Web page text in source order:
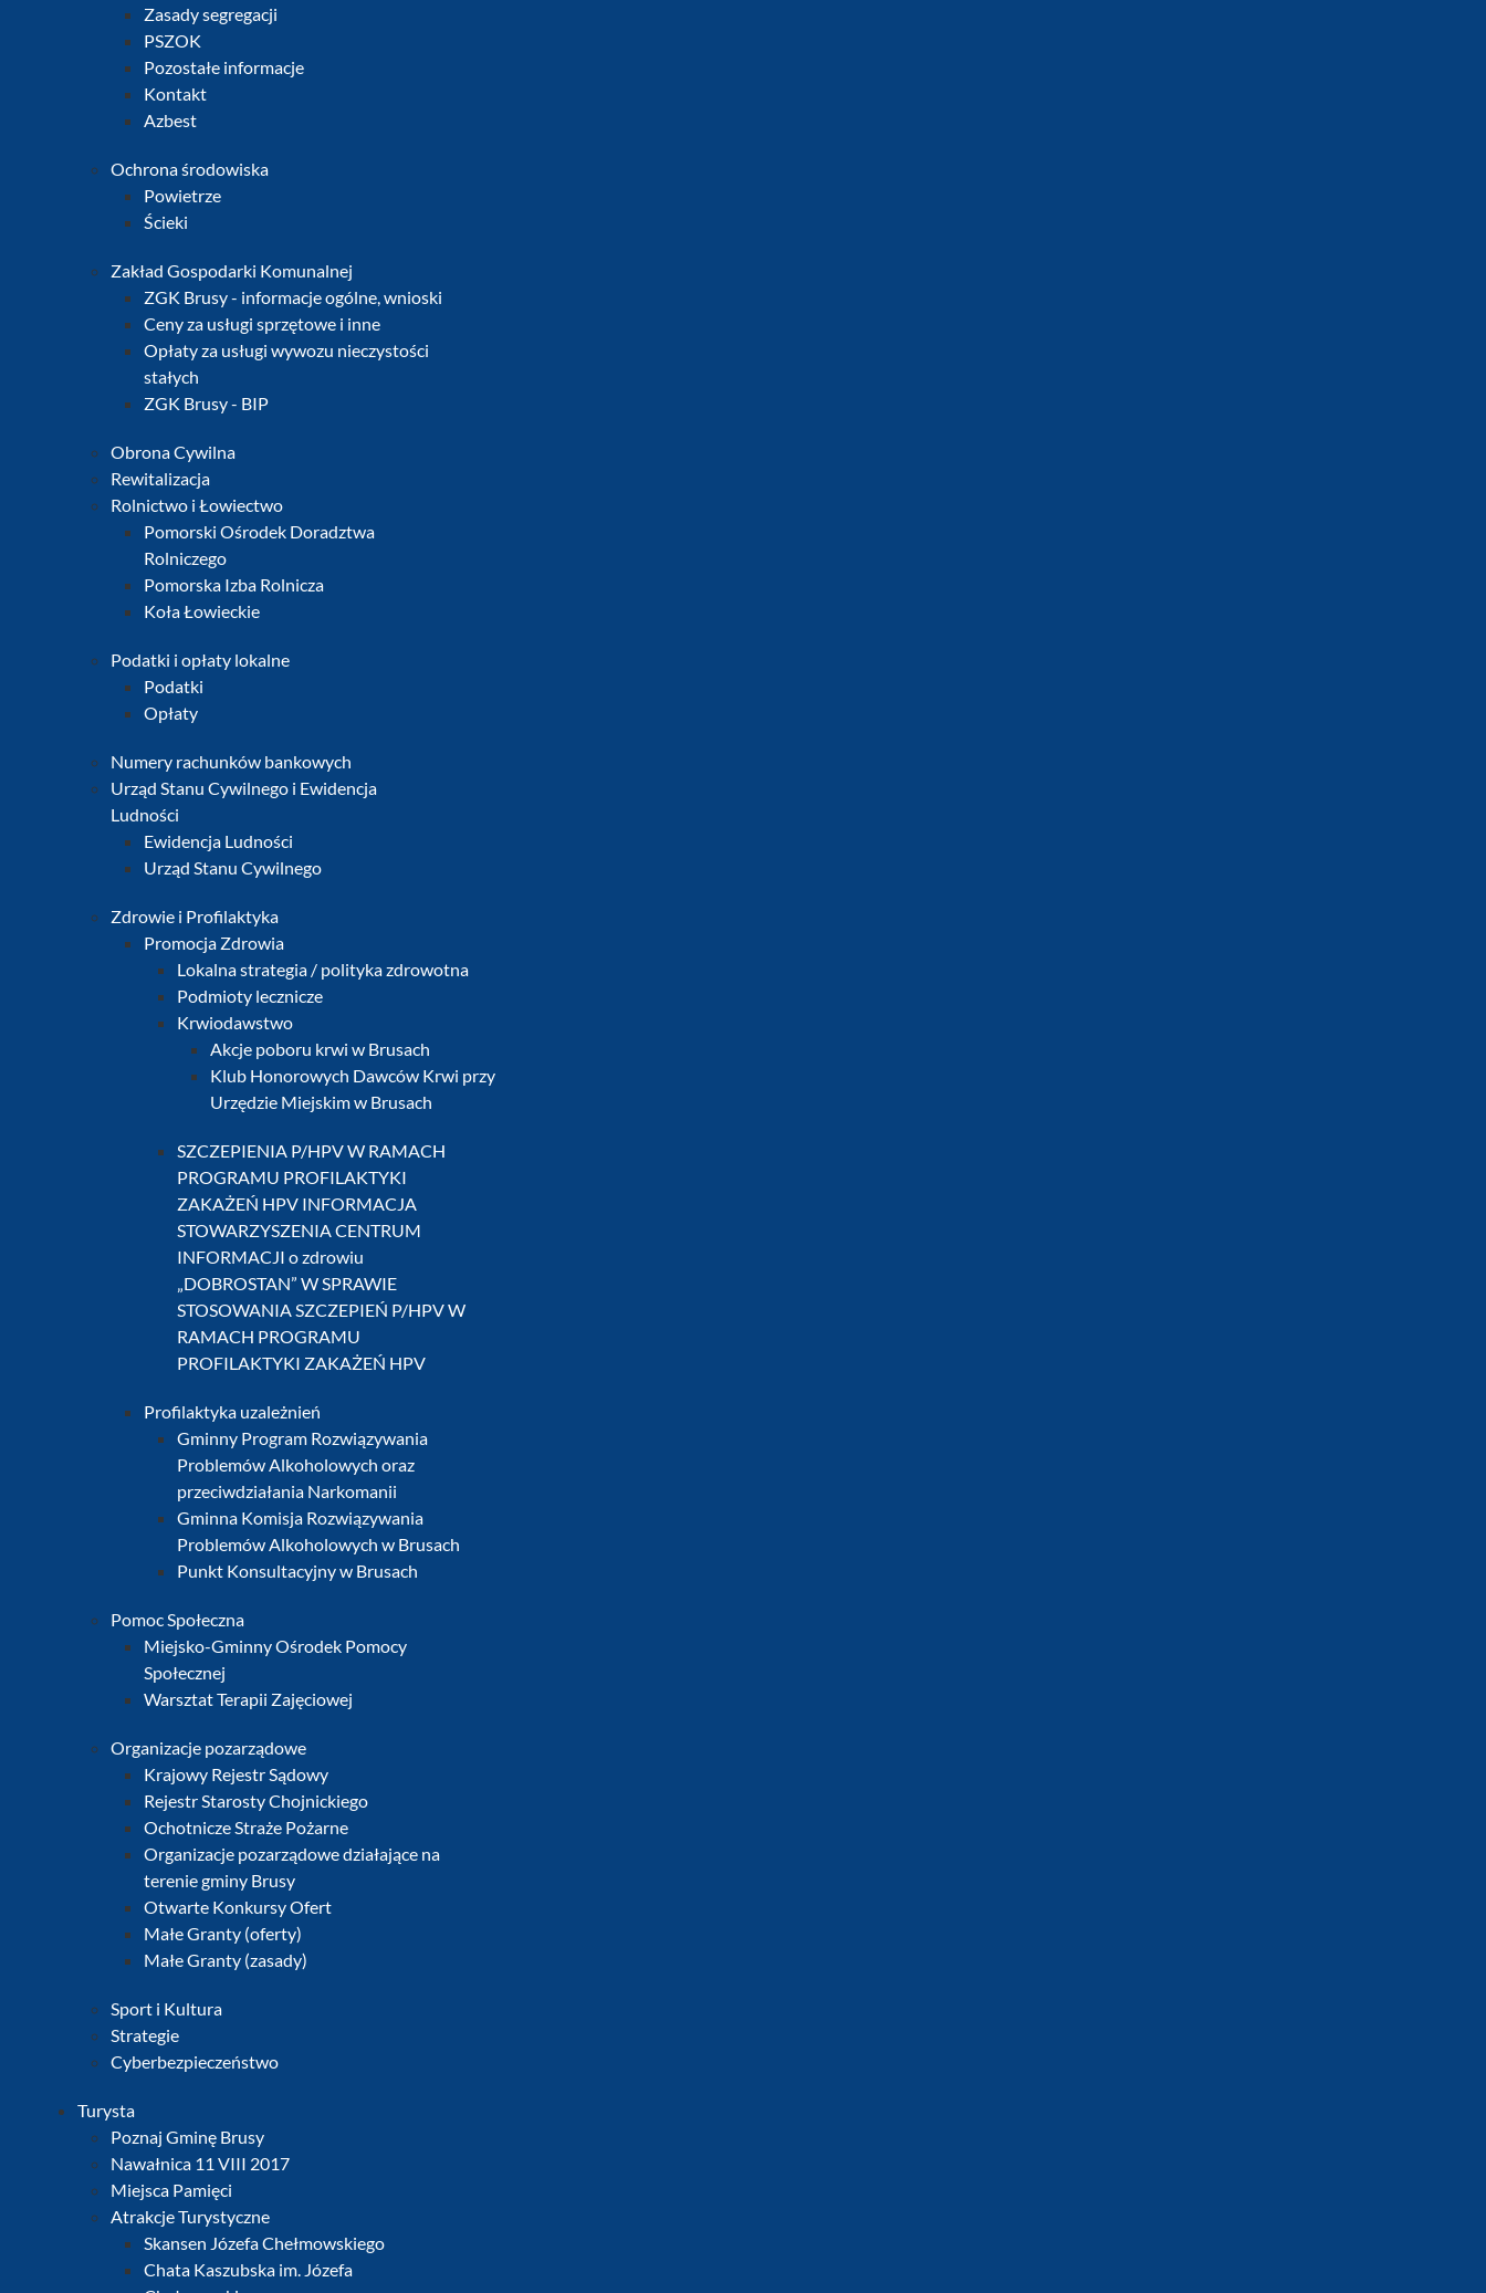
Zasady segregacji
PSZOK
Pozostałe informacje
Kontakt
Azbest
Ochrona środowiska
Powietrze
Ścieki
Zakład Gospodarki Komunalnej
ZGK Brusy - informacje ogólne, wnioski
Ceny za usługi sprzętowe i inne
Opłaty za usługi wywozu nieczystości
stałych
ZGK Brusy - BIP
Obrona Cywilna
Rewitalizacja
Rolnictwo i Łowiectwo
Pomorski Ośrodek Doradztwa
Rolniczego
Pomorska Izba Rolnicza
Koła Łowieckie
Podatki i opłaty lokalne
Podatki
Opłaty
Numery rachunków bankowych
Urząd Stanu Cywilnego i Ewidencja
Ludności
Ewidencja Ludności
Urząd Stanu Cywilnego
Zdrowie i Profilaktyka
Promocja Zdrowia
Lokalna strategia / polityka zdrowotna
Podmioty lecznicze
Krwiodawstwo
Akcje poboru krwi w Brusach
Klub Honorowych Dawców Krwi przy
Urzędzie Miejskim w Brusach
SZCZEPIENIA P/HPV W RAMACH
PROGRAMU PROFILAKTYKI
ZAKAŻEŃ HPV INFORMACJA
STOWARZYSZENIA CENTRUM
INFORMACJI o zdrowiu
„DOBROSTAN” W SPRAWIE
STOSOWANIA SZCZEPIEŃ P/HPV W
RAMACH PROGRAMU
PROFILAKTYKI ZAKAŻEŃ HPV
Profilaktyka uzależnień
Gminny Program Rozwiązywania
Problemów Alkoholowych oraz
przeciwdziałania Narkomanii
Gminna Komisja Rozwiązywania
Problemów Alkoholowych w Brusach
Punkt Konsultacyjny w Brusach
Pomoc Społeczna
Miejsko-Gminny Ośrodek Pomocy
Społecznej
Warsztat Terapii Zajęciowej
Organizacje pozarządowe
Krajowy Rejestr Sądowy
Rejestr Starosty Chojnickiego
Ochotnicze Straże Pożarne
Organizacje pozarządowe działające na
terenie gminy Brusy
Otwarte Konkursy Ofert
Małe Granty (oferty)
Małe Granty (zasady)
Sport i Kultura
Strategie
Cyberbezpieczeństwo
Turysta
Poznaj Gminę Brusy
Nawałnica 11 VIII 2017
Miejsca Pamięci
Atrakcje Turystyczne
Skansen Józefa Chełmowskiego
Chata Kaszubska im. Józefa